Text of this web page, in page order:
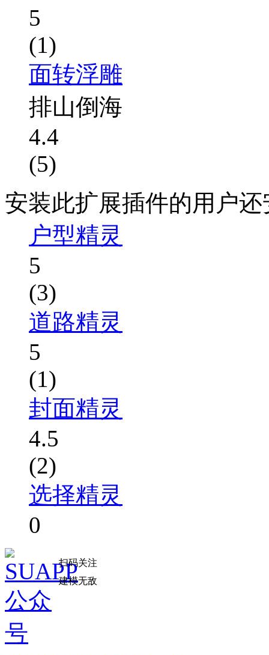
5
(1)
面转浮雕
排山倒海
4.4
(5)
安装此扩展插件的用户
户型精灵
5
(3)
道路精灵
5
(1)
封面精灵
4.5
(2)
选择精灵
0
扫码关注
建模无敌